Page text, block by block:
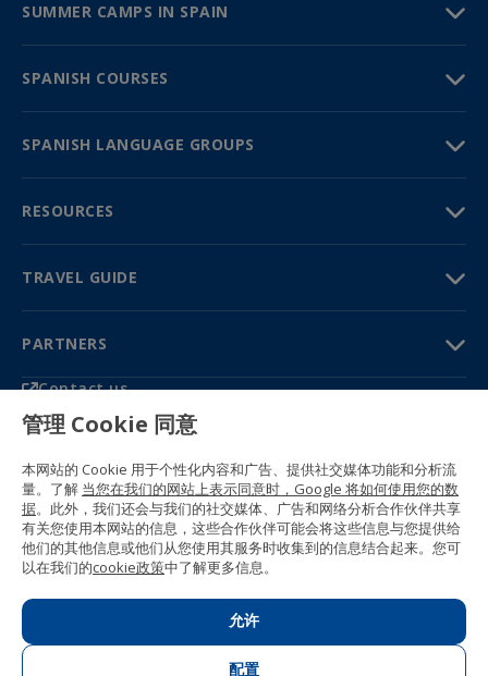
SUMMER CAMPS IN SPAIN
SPANISH COURSES
SPANISH LANGUAGE GROUPS
RESOURCES
TRAVEL GUIDE
PARTNERS
Contact us
Prices & brochures
(+34) 91 594 37 76
28002 Madrid, Spain
Sitemap
General conditions
Privacy policy
Cookie policy
© 1989 -2026 Ideal Education Group S.L.
(CIF B-79946729) All rights reserved.
Legal notice
管理 Cookie 同意
本网站的 Cookie 用于个性化内容和广告、提供社交媒体功能和分析流
量。了解 当您在我们的网站上表示同意时，Google 将如何使用您的数
据。此外，我们还会与我们的社交媒体、广告和网络分析合作伙伴共享
有关您使用本网站的信息，这些合作伙伴可能会将这些信息与您提供给
他们的其他信息或他们从您使用其服务时收集到的信息结合起来。您可
以在我们的cookie政策中了解更多信息。
配置
允许